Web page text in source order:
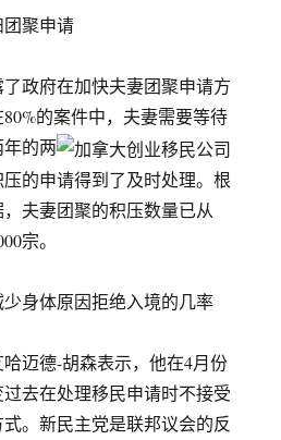
聚申请
政府在加快夫妻团聚申请方
的案件中，夫妻需要等待
年的两
的申请得到了及时处理。根
夫妻团聚的积压数量已从
宗。
身体原因拒绝入境的几率
迈德-胡森表示，他在4月份
去在处理移民申请时不接受
。新民主党是联邦议会的反